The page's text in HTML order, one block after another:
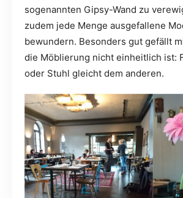
sogenannten Gipsy-Wand zu
zudem jede Menge ausgefallene
bewundern. Besonders gut gefällt
die Möblierung nicht einheitlich ist:
oder Stuhl gleicht dem anderen.